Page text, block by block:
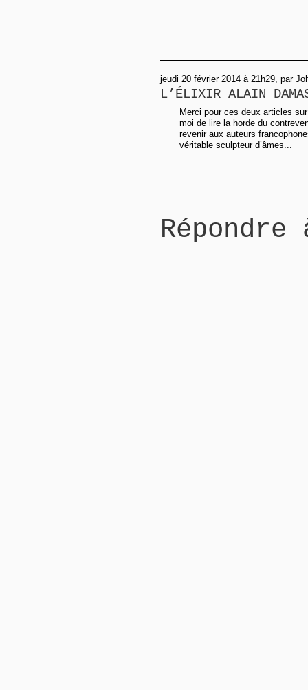
jeudi 20 février 2014 à 21h29, par
L’ÉLIXIR ALAIN
Merci pour ces deux articles
moi de lire la horde du
revenir aux auteurs
véritable sculpteur d’âmes...